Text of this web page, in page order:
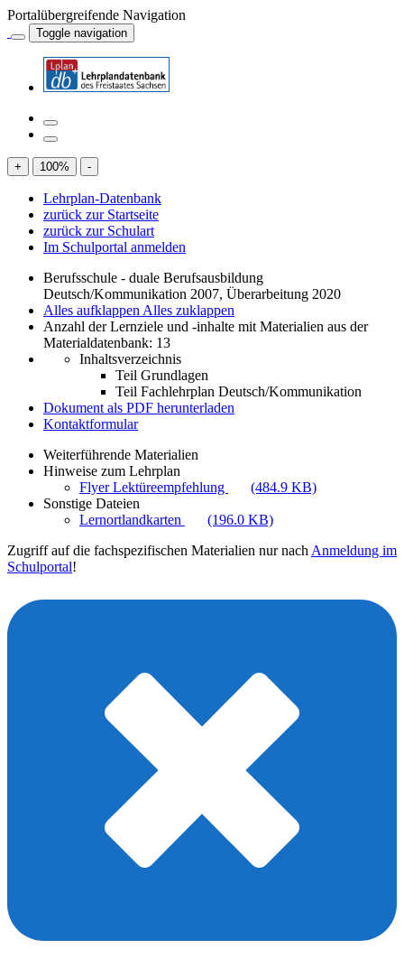
Portalübergreifende Navigation
Toggle navigation
+ 100% -
Lehrplan-Datenbank
zurück zur Startseite
zurück zur Schulart
Im Schulportal anmelden
Berufsschule - duale Berufsausbildung
Deutsch/Kommunikation 2007, Überarbeitung 2020
Alles aufklappen Alles zuklappen
Anzahl der Lernziele und -inhalte mit Materialien aus der
Materialdatenbank: 13
Inhaltsverzeichnis
Teil Grundlagen
Teil Fachlehrplan Deutsch/Kommunikation
Dokument als PDF herunterladen
Kontaktformular
Weiterführende Materialien
Hinweise zum Lehrplan
Flyer Lektüreempfehlung
(484.9 KB)
Sonstige Dateien
Lernortlandkarten
(196.0 KB)
Zugriff auf die fachspezifischen Materialien nur nach Anmeldung im
Schulportal!